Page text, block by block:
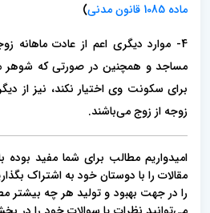
ماده 1085 قانون مدنی
)
4- موارد دیگری اعم از عادت ماهانه
مساجد و همچنین در صورتی که شوهر
برای سکونت وی اختیار نکند، نیز از
زوجه از زوج می‌باشند.
امیدواریم مطالب برای شما مفید
مقالات را با دوستان خود به اشتراک
را در جهت بهبود و تولید هر چه بیشتر